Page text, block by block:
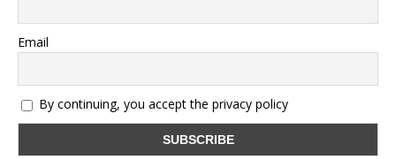
Email
By continuing, you accept the privacy policy